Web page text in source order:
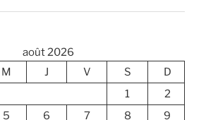
août 2026
M J V S
D
1
2
5 6 7 8
9